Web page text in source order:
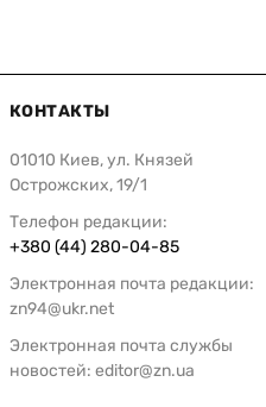
КОНТАКТЫ
01010 Киев, ул. Князей
Острожских, 19/1
Телефон редакции:
+380 (44) 280-04-85
Электронная почта редакции:
zn94@ukr.net
Электронная почта службы
новостей: editor@zn.ua